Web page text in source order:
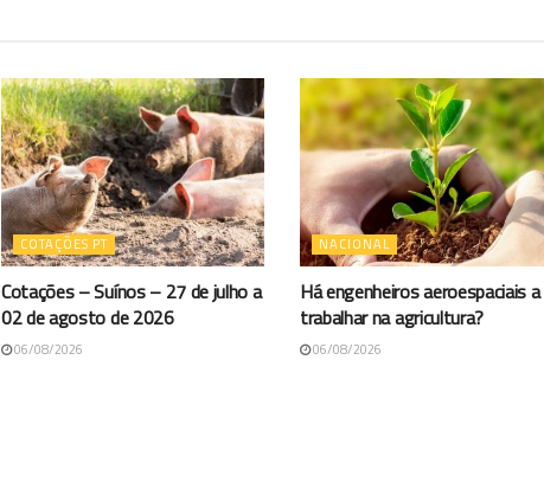
COTAÇÕES PT
Cotações – Suínos – 27 de julho a
02 de agosto de 2026
06/08/2026
NACIONAL
Há engenheiros aeroespaciais a
trabalhar na agricultura?
06/08/2026